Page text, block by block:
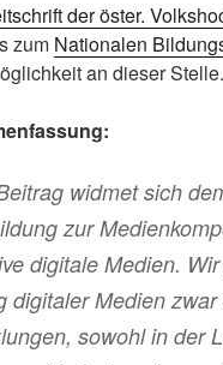
der öster.
zum Nationalen
an dieser Stelle.
widmet sich
zur
digitale Medien.
digitaler Medien
sowohl in der